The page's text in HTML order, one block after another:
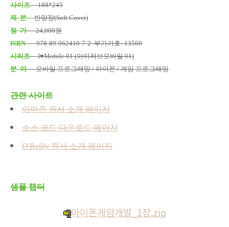
사이즈188*245
제 본반양장(Soft Cover)
정 가24,000원
ISBN978-89-962410-7-2 부가기호: 13560
시리즈I♥Mobile 01 (아이러브모바일 01)
분 야모바일 프로그래밍 / 아이폰 / 게임 프로그래밍
관련 사이트
아마존 원서 소개 페이지
소스 코드 다운로드 페이지
O'Reilly 원서 소개 페이지
샘플 챕터
아이폰게임개발_1장.zip